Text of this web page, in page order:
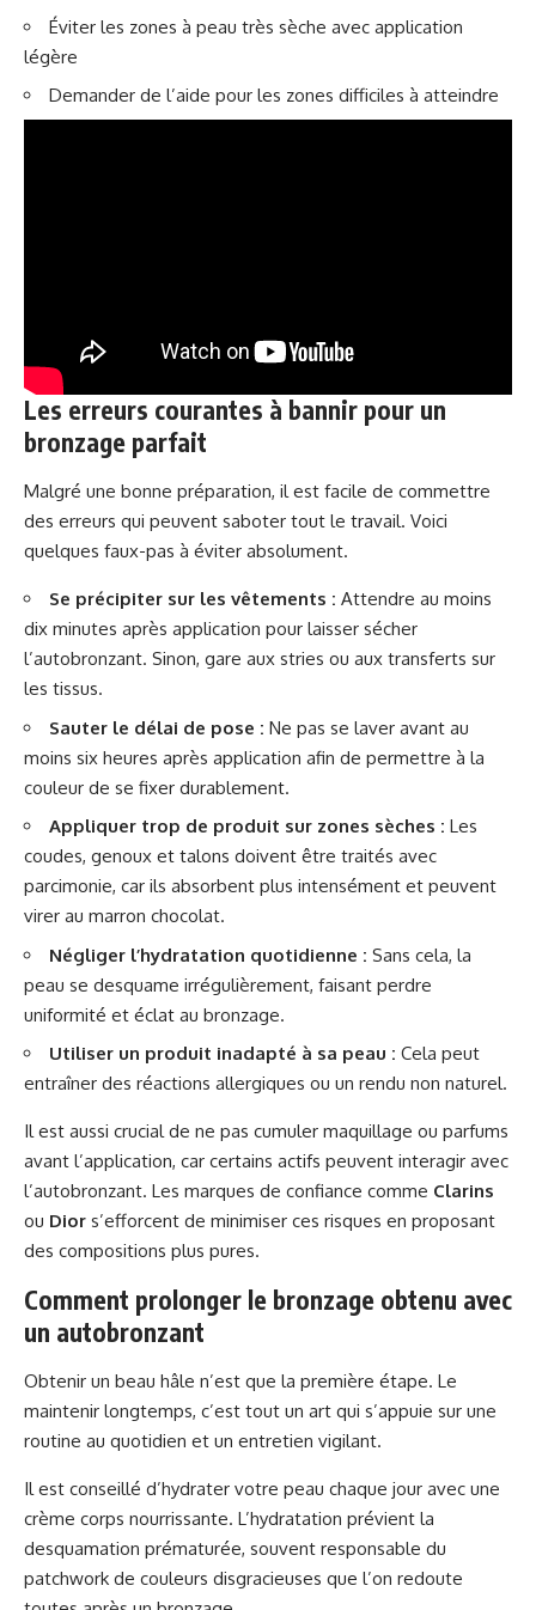
Éviter les zones à peau très sèche avec application
légère
Demander de l’aide pour les zones difficiles à atteindre
Les erreurs courantes à bannir pour un
bronzage parfait
Malgré une bonne préparation, il est facile de commettre
des erreurs qui peuvent saboter tout le travail. Voici
quelques faux-pas à éviter absolument.
Se précipiter sur les vêtements : Attendre au moins
dix minutes après application pour laisser sécher
l’autobronzant. Sinon, gare aux stries ou aux transferts sur
les tissus.
Sauter le délai de pose : Ne pas se laver avant au
moins six heures après application afin de permettre à la
couleur de se fixer durablement.
Appliquer trop de produit sur zones sèches : Les
coudes, genoux et talons doivent être traités avec
parcimonie, car ils absorbent plus intensément et peuvent
virer au marron chocolat.
Négliger l’hydratation quotidienne : Sans cela, la
peau se desquame irrégulièrement, faisant perdre
uniformité et éclat au bronzage.
Utiliser un produit inadapté à sa peau : Cela peut
entraîner des réactions allergiques ou un rendu non naturel.
Il est aussi crucial de ne pas cumuler maquillage ou parfums
avant l’application, car certains actifs peuvent interagir avec
l’autobronzant. Les marques de confiance comme Clarins
ou Dior s’efforcent de minimiser ces risques en proposant
des compositions plus pures.
Comment prolonger le bronzage obtenu avec
un autobronzant
Obtenir un beau hâle n’est que la première étape. Le
maintenir longtemps, c’est tout un art qui s’appuie sur une
routine au quotidien et un entretien vigilant.
Il est conseillé d’hydrater votre peau chaque jour avec une
crème corps nourrissante. L’hydratation prévient la
desquamation prématurée, souvent responsable du
patchwork de couleurs disgracieuses que l’on redoute